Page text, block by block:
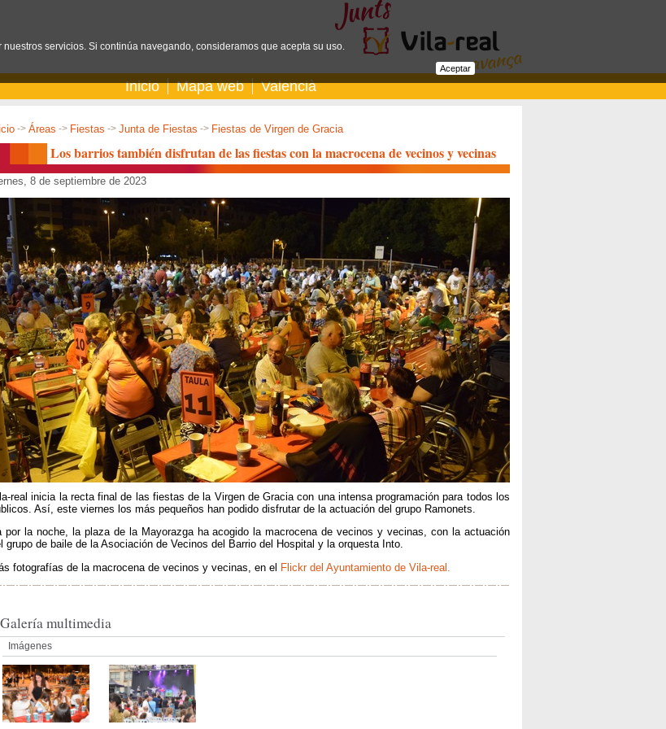
Inicio Mapa web Valencià
-> Áreas -> Fiestas -> Junta de Fiestas -> Fiestas de Virgen de Gracia
Los barrios también disfrutan de las fiestas con la macrocena de vecinos y vecinas
8 de septiembre de 2023
real inicia la recta final de las fiestas de la Virgen de Gracia con una intensa programación para todos los
Así, este viernes los más pequeños han podido disfrutar de la actuación del grupo Ramonets.
por la noche, la plaza de la Mayorazga ha acogido la macrocena de vecinos y vecinas, con la actuación
grupo de baile de la Asociación de Vecinos del Barrio del Hospital y la orquesta Into.
fotografías de la macrocena de vecinos y vecinas, en el Flickr del Ayuntamiento de Vila-real.
Galería multimedia
Imágenes
servicios. Si continúa navegando, consideramos que acepta su uso.
Aceptar